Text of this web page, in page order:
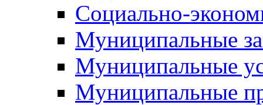
Социально-
Муниципальные
Муниципальные
Муниципальные